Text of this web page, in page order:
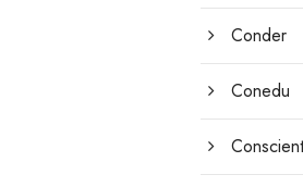
Conder
Conedu